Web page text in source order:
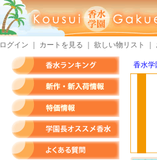
ログイン カートを見る 欲しい物リスト
香水学